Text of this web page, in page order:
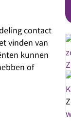
contact
vinden van
kunnen
of